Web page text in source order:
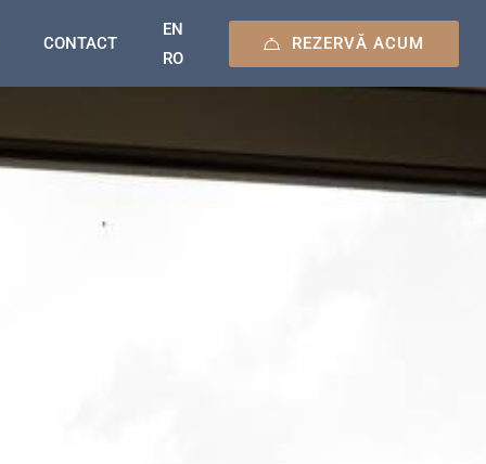
CONTACT
EN
RO
REZERVĂ ACUM